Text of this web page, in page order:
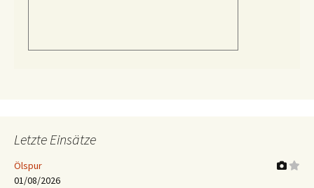
Letzte Einsätze
Ölspur
01/08/2026